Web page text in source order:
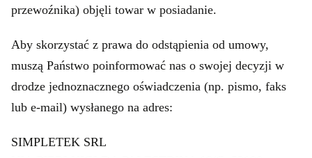
przewoźnika) objęli towar w posiadanie.
Aby skorzystać z prawa do odstąpienia od umowy,
muszą Państwo poinformować nas o swojej decyzji w
drodze jednoznacznego oświadczenia (np. pismo, faks
lub e-mail) wysłanego na adres:
SIMPLETEK SRL